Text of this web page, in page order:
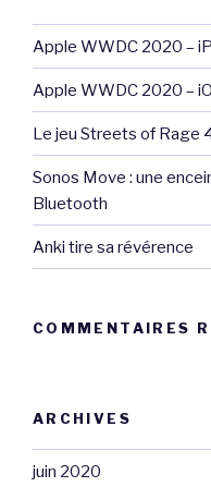
Apple WWDC 2020 –
Apple WWDC 2020 –
Le jeu Streets of Rage
Sonos Move : une
Bluetooth
Anki tire sa révérence
COMMENTAIRES
ARCHIVES
juin 2020